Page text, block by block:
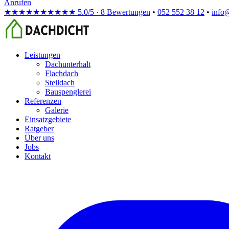
Anrufen
★★★★★★★★★★ 5.0/5 · 8 Bewertungen • 052 552 38 12 •
Leistungen
Dachunterhalt
Flachdach
Steildach
Bauspenglerei
Referenzen
Galerie
Einsatzgebiete
Ratgeber
Über uns
Jobs
Kontakt